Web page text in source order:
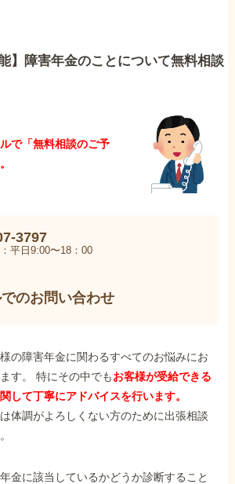
】障害年金のことについて無料相談
で「無料相談のご予
3797
平日9:00〜18：00
のお問い合わせ
の障害年金に関わるすべてのお悩みにお
す。 特にその中でもお客様が受給できる
して丁寧にアドバイスを行います。
体調がよろしくない方のために出張相談
金に該当しているかどうか診断すること